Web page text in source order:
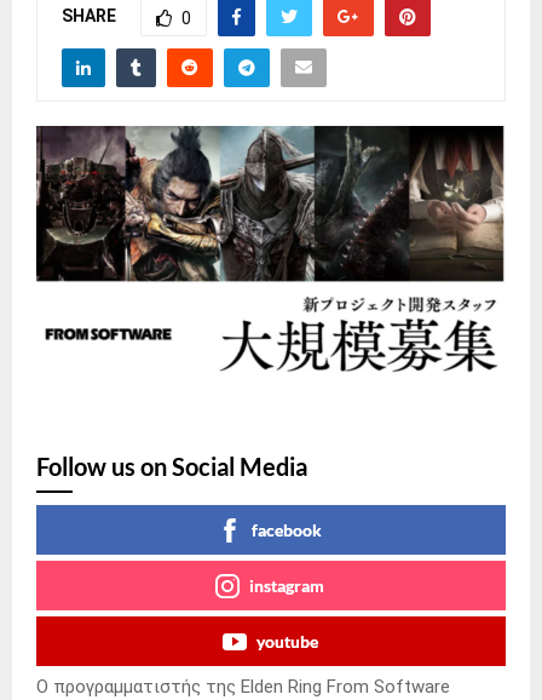
SHARE 0
Follow us on Social Media
facebook
instagram
youtube
Ο προγραμματιστής της Elden Ring From Software